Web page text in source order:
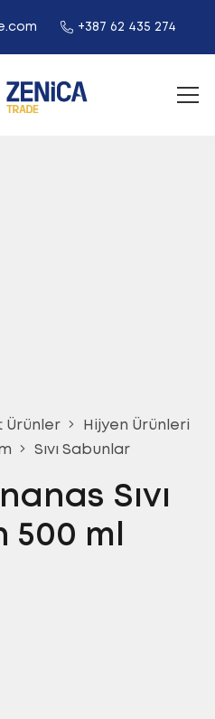
+387 62 435 274
Ürünler
Hijyen Ürünleri
Sıvı Sabunlar
Sıvı
500 ml